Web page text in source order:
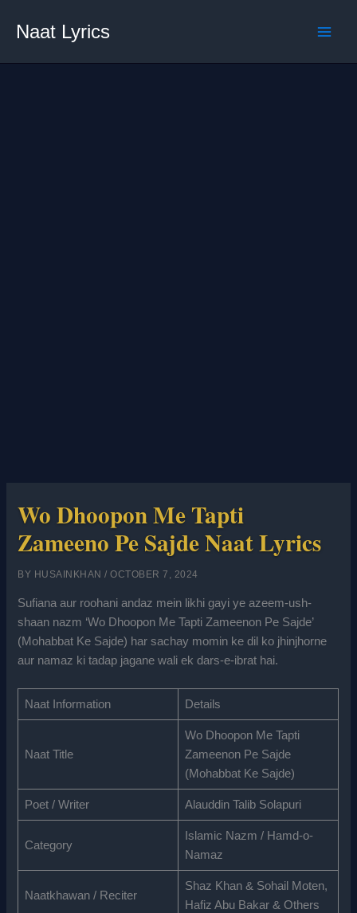
Naat Lyrics
Wo Dhoopon Me Tapti
Zameeno Pe Sajde Naat Lyrics
BY HUSAINKHAN/OCTOBER 7, 2024
Sufiana aur roohani andaz mein likhi gayi ye azeem-ush-
shaan nazm ‘Wo Dhoopon Me Tapti Zameenon Pe Sajde’
(Mohabbat Ke Sajde) har sachay momin ke dil ko jhinjhorne
aur namaz ki tadap jagane wali ek dars-e-ibrat hai.
Naat Information Details
Naat Title
Wo Dhoopon Me Tapti
Zameenon Pe Sajde
(Mohabbat Ke Sajde)
Poet / Writer Alauddin Talib Solapuri
Category
Islamic Nazm / Hamd-o-
Namaz
Naatkhawan / Reciter
Shaz Khan & Sohail Moten,
Hafiz Abu Bakar & Others